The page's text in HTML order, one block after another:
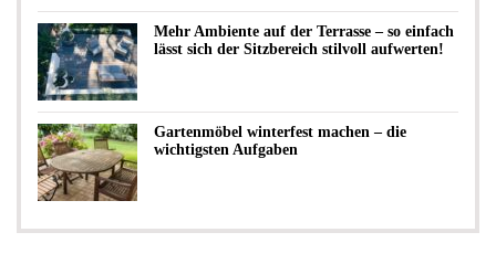
Mehr Ambiente auf der Terrasse – so einfach
lässt sich der Sitzbereich stilvoll aufwerten!
Gartenmöbel winterfest machen – die
wichtigsten Aufgaben